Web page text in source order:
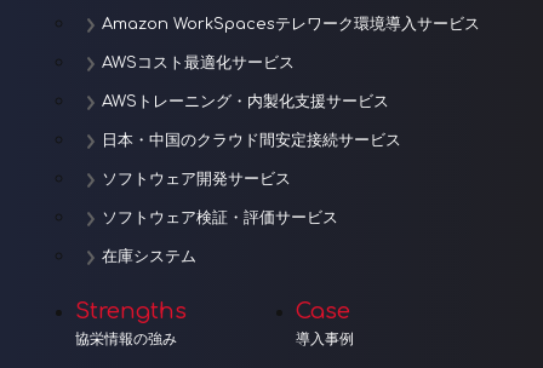
Amazon WorkSpacesテレワーク環境導入サービス
AWSコスト最適化サービス
AWSトレーニング・内製化支援サービス
日本・中国のクラウド間安定接続サービス
ソフトウェア開発サービス
ソフトウェア検証・評価サービス
在庫システム
Strengths
協栄情報の強み
Case
導入事例